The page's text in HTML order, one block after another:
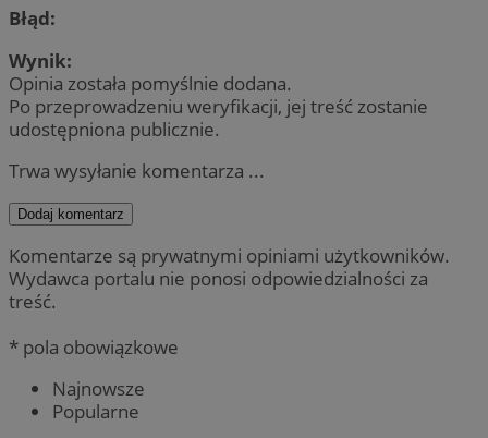
Błąd:
Wynik:
Opinia została pomyślnie dodana.
Po przeprowadzeniu weryfikacji, jej treść zostanie
udostępniona publicznie.
Trwa wysyłanie komentarza ...
Dodaj komentarz
Komentarze są prywatnymi opiniami użytkowników.
Wydawca portalu nie ponosi odpowiedzialności za
treść.
* pola obowiązkowe
Najnowsze
Popularne